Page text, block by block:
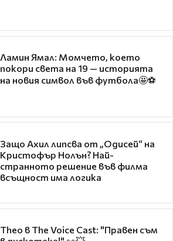
Ламин Ямал: Момчето, което
покори света на 19 — историята
на новия символ във футбола🤩⚽
Защо Ахил липсва от „Одисей“ на
Кристофър Нолън? Най-
странното решение във филма
всъщност има логика
Theo в The Voice Cast: "Правен съм